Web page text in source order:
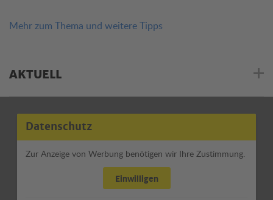
Mehr zum Thema und weitere Tipps
AKTUELL
Datenschutz
Zur Anzeige von Werbung benötigen wir Ihre Zustimmung.
Einwilligen